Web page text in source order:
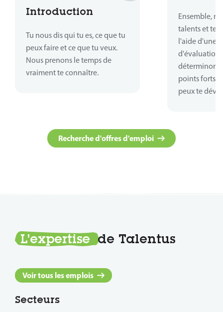
Introduction
Tu nous dis qui tu es, ce que tu
peux faire et ce que tu veux.
Nous prenons le temps de
vraiment te connaître.
Ensemble,
talents et tes
l'aide d'une
déterminons
points forts
peux te
Recherche d'offres d'emploi
L'expertise de Talentus
Voir tous les emplois
Secteurs